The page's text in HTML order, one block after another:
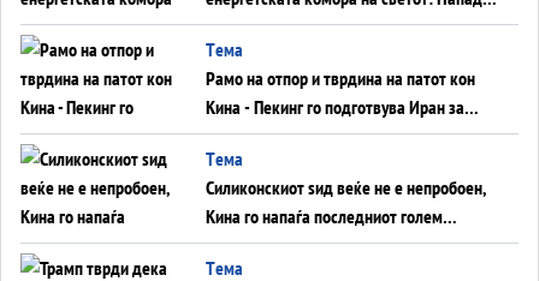
во Суец најавува глобален енергетски
инфаркт?
Tема
Рамо на отпор и тврдина на патот кон
Кина - Пекинг го подготвува Иран за
американска копнена инвазија
Tема
Силиконскиот ѕид веќе не е непробоен,
Кина го напаѓа последниот голем
монопол на Западот?
Tема